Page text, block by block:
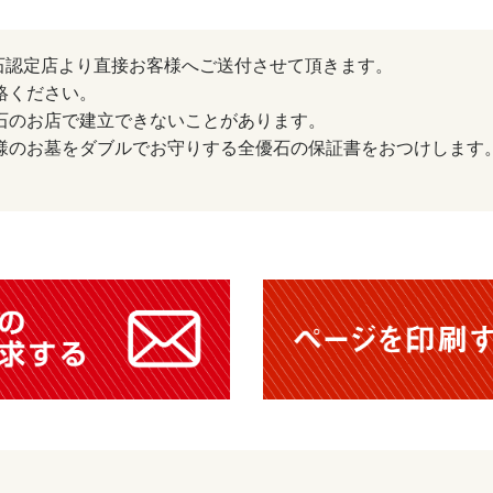
定店より直接お客様へご送付させて頂きます。
ださい。
お店で建立できないことがあります。
お墓をダブルでお守りする全優石の保証書をおつけします